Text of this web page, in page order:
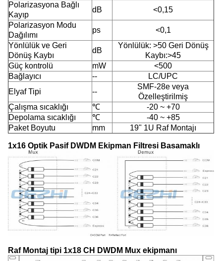
Polarizasyona Bağlı
Kayıp
dB
<0,15
Polarizasyon Modu
Dağılımı
ps
<0,1
Yönlülük ve Geri
Dönüş Kaybı
dB
Yönlülük: >50 Geri Dönüş
Kaybı:>45
Güç kontrolü
mW
<500
Bağlayıcı
--
LC/UPC
Elyaf Tipi
--
SMF-28e veya
Özelleştirilmiş
Çalışma sıcaklığı
℃
-20 ~ +70
Depolama sıcaklığı
℃
-40 ~ +85
Paket Boyutu
mm 19" 1U Raf Montajı
1x16 Optik Pasif DWDM Ekipman Filtresi Basamaklı
Raf Montaj tipi 1x18 CH DWDM Mux ekipmanı